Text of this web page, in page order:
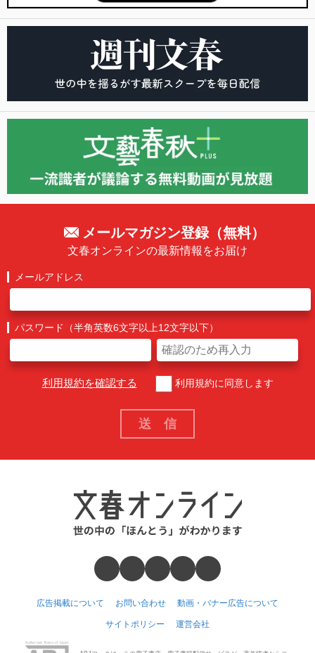
メールマガジン登録（無料）
文春オンラインの最新情報をお届け
メールアドレス
パスワード（半角英数6文字以上12文字以下）
利用規約を確認する 利用規約に同意します
広告掲載について お問い合わせ 動画・バナー広告について
サイトポリシー 運営会社